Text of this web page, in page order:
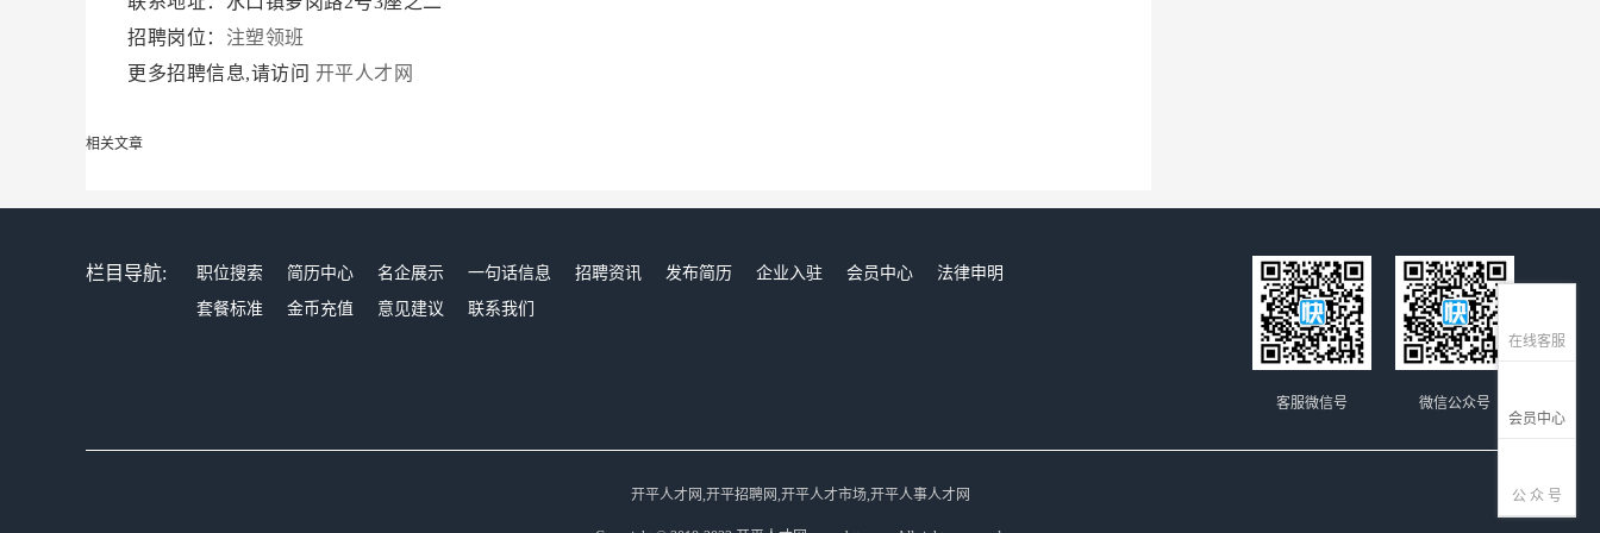
在线客服
会员中心
公 众 号
招聘岗位： 注塑领班
更多招聘信息,请访问 开平人才网
相关文章
栏目导航: 职位搜索 简历中心 名企展示 一句话信息 招聘资讯 发布简历 企业入驻 会员中心
法律申明
套餐标准
金币充值 意见建议 联系我们
微信公众号
客服微信号
开平人才网,开平招聘网,开平人才市场,开平人事人才网